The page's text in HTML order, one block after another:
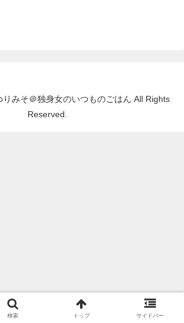
みそ＠独身女のいつものごはん All Rights
Reserved.
検索 トップ サイドバー